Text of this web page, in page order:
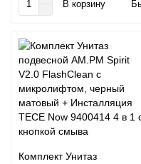
В корзину
Комплект Унитаз